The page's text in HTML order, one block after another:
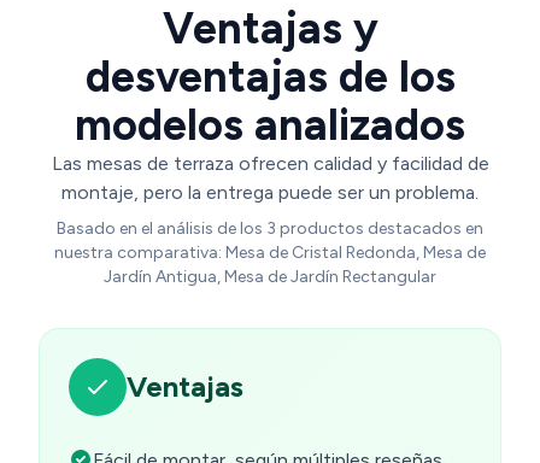
Ventajas y
desventajas de los
modelos analizados
Las mesas de terraza ofrecen calidad y facilidad de
montaje, pero la entrega puede ser un problema.
Basado en el análisis de los 3 productos destacados en
nuestra comparativa: Mesa de Cristal Redonda, Mesa de
Jardín Antigua, Mesa de Jardín Rectangular
Ventajas